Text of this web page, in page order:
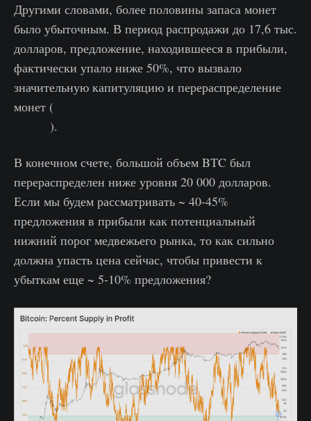
Другими словами, более половины запаса монет
было убыточным. В период распродажи до 17,6 тыс.
долларов, предложение, находившееся в прибыли,
фактически упало ниже 50%, что вызвало
значительную капитуляцию и перераспределение
монет (
).
В конечном счете, большой объем BTC был
перераспределен ниже уровня 20 000 долларов.
Если мы будем рассматривать ~ 40-45%
предложения в прибыли как потенциальный
нижний порог медвежьего рынка, то как сильно
должна упасть цена сейчас, чтобы привести к
убыткам еще ~ 5-10% предложения?